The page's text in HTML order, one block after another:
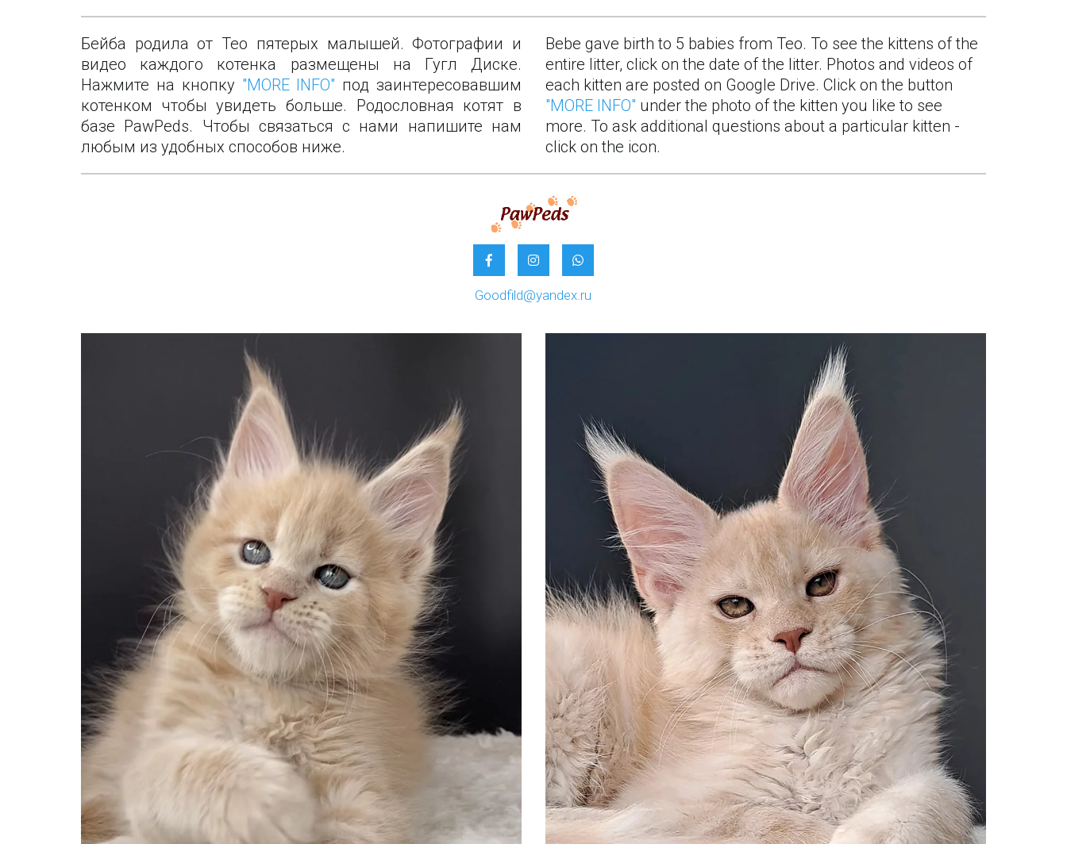
Бейба родила от Теo пятерых малышей. Фотографии и
видео каждого котенка размещены на Гугл Диске.
Нажмите на кнопку "MORE INFO" под заинтересовавшим
котенком чтобы увидеть больше. Родословная котят в
базе PawPeds. Чтобы связаться с нами напишите нам
любым из удобных способов ниже.
Bebe gave birth to 5 babies from Teo. To see the kittens of the
entire litter, click on the date of the litter. Photos and videos of
"MORE INFO" under the photo of the kitten you like to see
more. To ask additional questions about a particular kitten -
click on the icon.
Goodfild@yandex.ru